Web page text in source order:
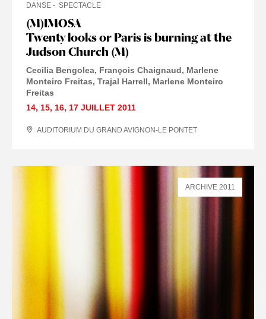
(M)IMOSA
Twenty looks or Paris is burning at the
Judson Church (M)
DANSE SPECTACLE
Cecilia Bengolea, François Chaignaud, Marlene
Monteiro Freitas Trajal Harrell
Marlene Monteiro
Freitas
14, 15, 16, 17 JUILLET 2011
AUDITORIUM DU GRAND AVIGNON-LE PONTET
ARCHIVE 2011